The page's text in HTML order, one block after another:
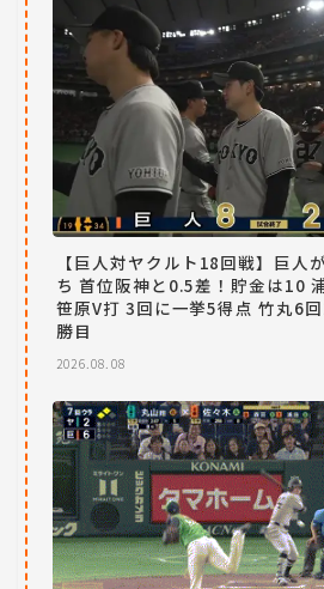
【巨人対ヤクルト18回戦】巨人
ち 首位阪神と0.5差！貯金は10
笹原V打 3回に一挙5得点 竹丸6
勝目
2026.08.08